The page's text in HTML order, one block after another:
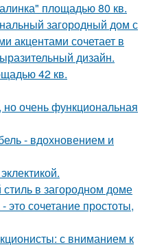
площадью 80 кв.
загородный дом с
акцентами сочетает в
дизайн.
42 кв.
очень функциональная
- вдохновением и
в загородном доме
это сочетание простоты,
с вниманием к